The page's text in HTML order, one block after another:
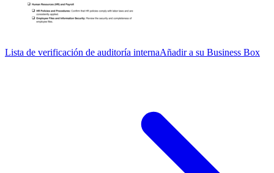
Lista de verificación de auditoría internaAñadir a su Business Box